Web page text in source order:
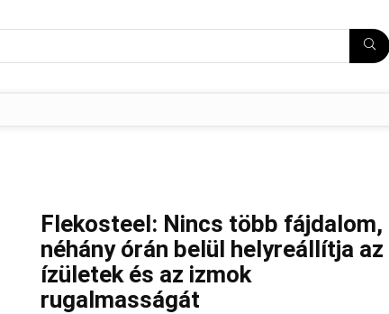
Flekosteel: Nincs több fájdalom,
néhány órán belül helyreállítja az
ízületek és az izmok
rugalmasságát